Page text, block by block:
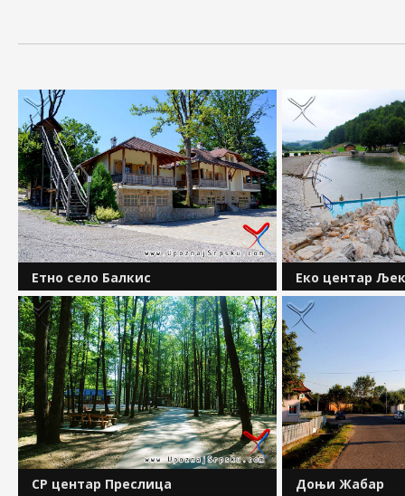
Етно село Балкис
Етно село Балкис налази се у мјесту
Романовци. Удаљено је два
километра од аутопута Бања Лука
&ndash; Градишка, излаз
Александровац. Смјештено је у
подножју планине Козаре, недалеко
од...
Еко центар
На око тридесет
од Бањалуке у
налази се
једну од
туристичких
Поткозарју.
СР центар Преслица Доњи Жабар